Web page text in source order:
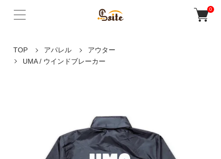
0
TOP アパレル
アウター
UMA / ウインドブレーカー